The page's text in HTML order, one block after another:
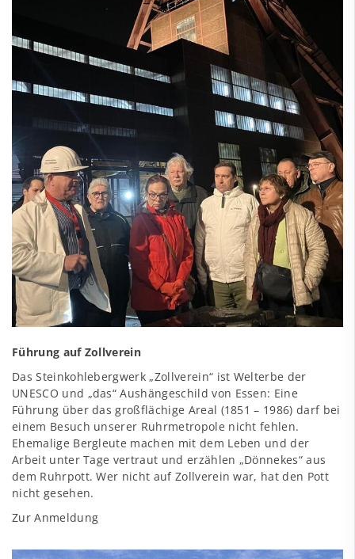
Führung auf Zollverein
Das Steinkohlebergwerk „Zollverein“ ist Welterbe der
UNESCO und „das“ Aushängeschild von Essen: Eine
Führung über das großflächige Areal (1851 – 1986) darf bei
einem Besuch unserer Ruhrmetropole nicht fehlen.
Ehemalige Bergleute machen mit dem Leben und der
Arbeit unter Tage vertraut und erzählen „Dönnekes“ aus
dem Ruhrpott. Wer nicht auf Zollverein war, hat den Pott
nicht gesehen.
Zur Anmeldung